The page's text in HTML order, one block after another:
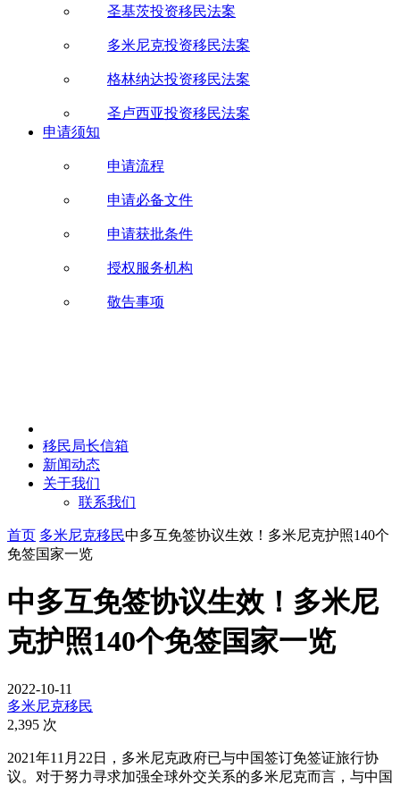
圣基茨投资移民法案
多米尼克投资移民法案
格林纳达投资移民法案
圣卢西亚投资移民法案
申请须知
申请流程
申请必备文件
申请获批条件
授权服务机构
敬告事项
移民局长信箱
新闻动态
关于我们
联系我们
首页 多米尼克移民中多互免签协议生效！多米尼克护照140个
免签国家一览
中多互免签协议生效！多米尼
克护照140个免签国家一览
2022-10-11
多米尼克移民
2,395 次
2021年11月22日，多米尼克政府已与中国签订免签证旅行协
议。对于努力寻求加强全球外交关系的多米尼克而言，与中国